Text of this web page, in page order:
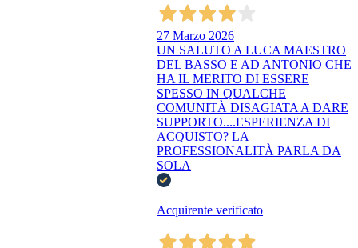
27 Marzo 2026
UN SALUTO A LUCA MAESTRO
DEL BASSO E AD ANTONIO CHE
HA IL MERITO DI ESSERE
SPESSO IN QUALCHE
COMUNITÀ DISAGIATA A DARE
SUPPORTO....ESPERIENZA DI
ACQUISTO? LA
PROFESSIONALITÀ PARLA DA
SOLA
Acquirente verificato